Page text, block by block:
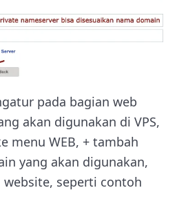
pada bagian web
akan digunakan di VPS,
menu WEB, + tambah
yang akan digunakan,
seperti contoh